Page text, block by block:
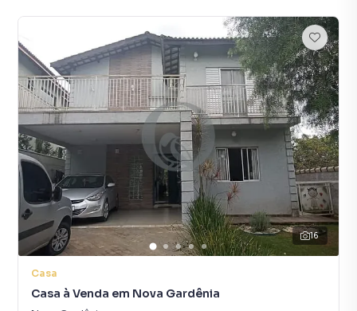
16
Casa
Casa à Venda em Nova Gardênia